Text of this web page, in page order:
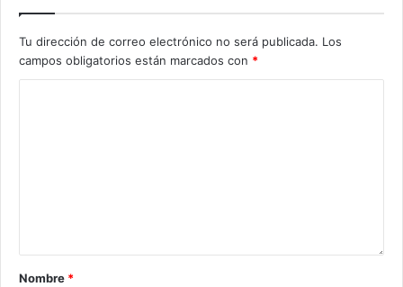
Tu dirección de correo electrónico no será publicada. Los
campos obligatorios están marcados con *
Nombre *